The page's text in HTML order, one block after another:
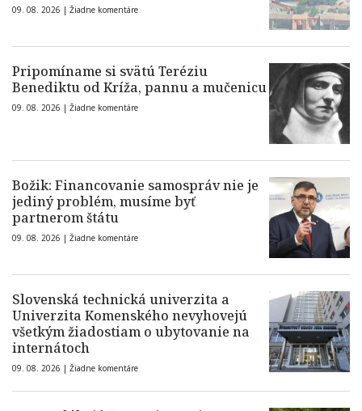
09. 08. 2026 | Žiadne komentáre
Pripomíname si svätú Teréziu
Benediktu od Kríža, pannu a mučenicu
09. 08. 2026 | Žiadne komentáre
Božik: Financovanie samospráv nie je
jediný problém, musíme byť
partnerom štátu
09. 08. 2026 | Žiadne komentáre
Slovenská technická univerzita a
Univerzita Komenského nevyhovejú
všetkým žiadostiam o ubytovanie na
internátoch
09. 08. 2026 | Žiadne komentáre